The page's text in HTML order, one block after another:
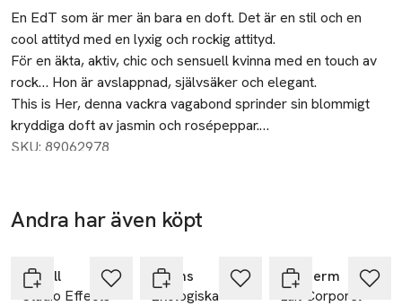
Beskrivning
En EdT som är mer än bara en doft. Det är en stil och en
cool attityd med en lyxig och rockig attityd.
För en äkta, aktiv, chic och sensuell kvinna med en touch av
rock… Hon är avslappnad, självsäker och elegant.
This is Her, denna vackra vagabond sprinder sin blommigt
kryddiga doft av jasmin och rosépeppar.
Mjuk men med ett rockigt hjärta av Kastanj & Benzoin. Det
SKU: 89062978
Andra har även köpt
Ardell
Studio Effects
Ta 2 betala
Åhléns
Ekologiska
Biotherm
Lait Corporel